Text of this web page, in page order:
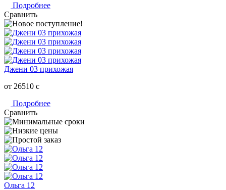
Подробнее
Сравнить
Джени 03 прихожая
от 26510 c
Подробнее
Сравнить
Ольга 12